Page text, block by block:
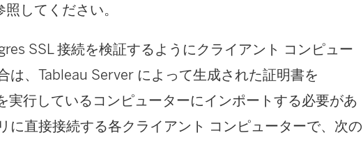
照してください。
SSL 接続を検証するようにクライアント コンピュー
は、Tableau Server によって生成された証明書を
実行しているコンピューターにインポートする必要があ
に直接接続する各クライアント コンピューターで、次の